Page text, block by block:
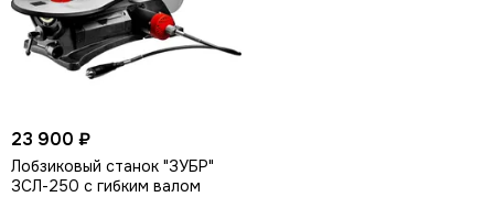
23 900 ₽
Лобзиковый станок "ЗУБР"
ЗСЛ-250 с гибким валом